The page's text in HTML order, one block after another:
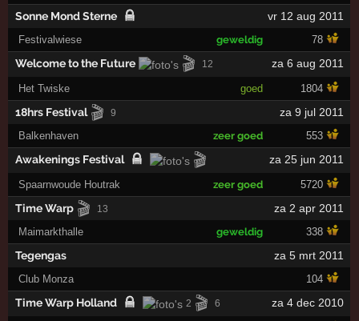
Sonne Mond Sterne vr 12 aug 2011
Festivalwiese geweldig 78
Welcome to the Future 🎬 12 za 6 aug 2011
Het Twiske goed 1804
18hrs Festival 🎬 9 za 9 jul 2011
Balkenhaven zeer goed 553
Awakenings Festival 🎬 za 25 jun 2011
Spaarnwoude Houtrak zeer goed 5720
Time Warp 🎬 13 za 2 apr 2011
Maimarkthalle geweldig 338
Tegengas za 5 mrt 2011
Club Monza 104
Time Warp Holland 2 🎬 6 za 4 dec 2010